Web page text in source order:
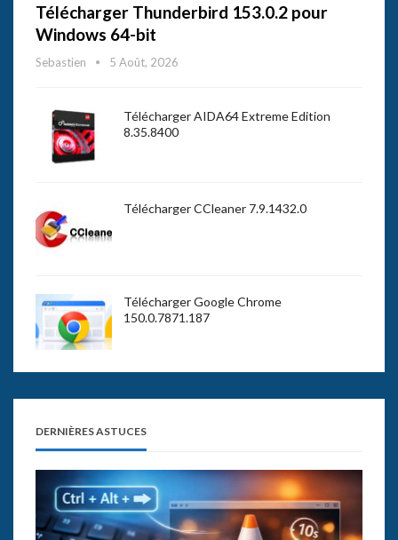
Télécharger Thunderbird 153.0.2 pour
Windows 64-bit
Sebastien 5 Août, 2026
Télécharger AIDA64 Extreme Edition
8.35.8400
Télécharger CCleaner 7.9.1432.0
Télécharger Google Chrome
150.0.7871.187
DERNIÈRES ASTUCES